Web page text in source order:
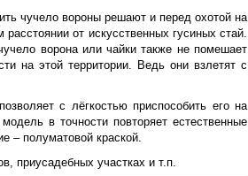
чучело вороны решают и перед охотой на
от искусственных гусиных стай.
ворона или чайки также не помешает
на этой территории. Ведь они взлетят с
с лёгкостью приспособить его на
в точности повторяет естественные
– полуматовой краской.
приусадебных участках и т.п.